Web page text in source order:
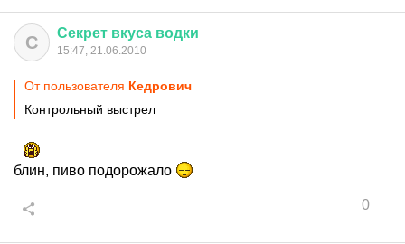
С Секрет вкуса водки
15:47, 21.06.2010
От пользователя Кедрович
Контрольный выстрел
блин, пиво подорожало
0